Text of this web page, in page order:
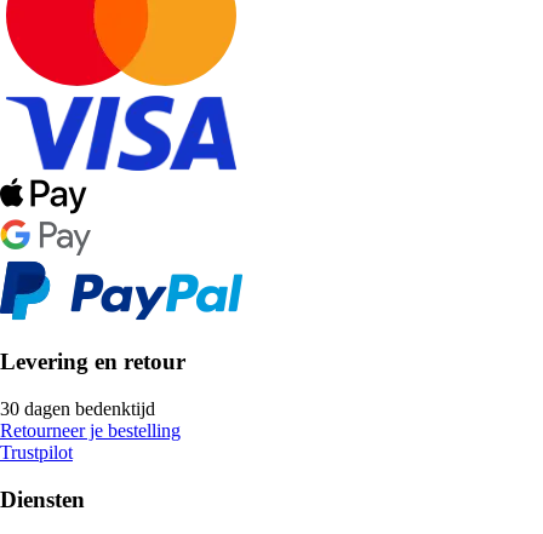
Levering en retour
30 dagen bedenktijd
Retourneer je bestelling
Trustpilot
Diensten